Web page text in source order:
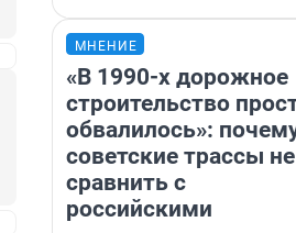
МНЕНИЕ
«В 1990-х дорожное
строительство
обвалилось»:
советские трассы не
сравнить с
российскими